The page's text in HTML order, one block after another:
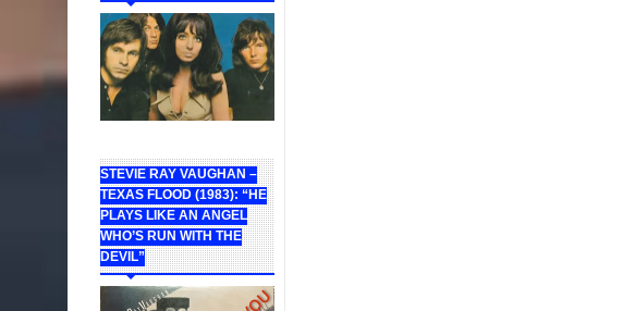
STEVIE RAY VAUGHAN –
TEXAS FLOOD (1983): “HE
PLAYS LIKE AN ANGEL
WHO’S RUN WITH THE
DEVIL”